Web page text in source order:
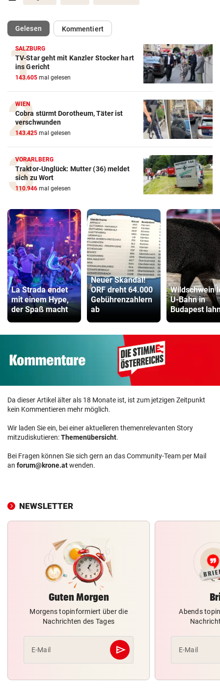
Gelesen(ausgewählt)Kommentiert
SALZBURG
TV-Star geht mit Kanzler Stocker hart
ins Gericht
143.605 mal gelesen
WIEN
Cobra stürmt Dorotheum, Täter ist
verschwunden
143.425 mal gelesen
VORARLBERG
Traktor-Unglück: Mutter (36) meldet
sich zu Wort
110.946 mal gelesen
La Strada endet
mit einem Hype,
der Spaß macht
Neuer Skandal!
ORF dreht 64.000
Gebührenzahlern
ab
Wildschwein
U-Bahn in
Budapest
Da dieser Artikel älter als 18 Monate ist, ist zum jetzigen Zeitpunkt
kein Kommentieren mehr möglich.
Wir laden Sie ein, bei einer aktuelleren themenrelevanten Story
mitzudiskutieren:Themenübersicht.
Bei Fragen können Sie sich gern an das Community-Team per Mail
an forum@krone.atwenden.
NEWSLETTER
Guten Morgen
Morgens topinformiert über die
Nachrichten des Tages
E-Mail send
Abschicken
Abends
E-Mail